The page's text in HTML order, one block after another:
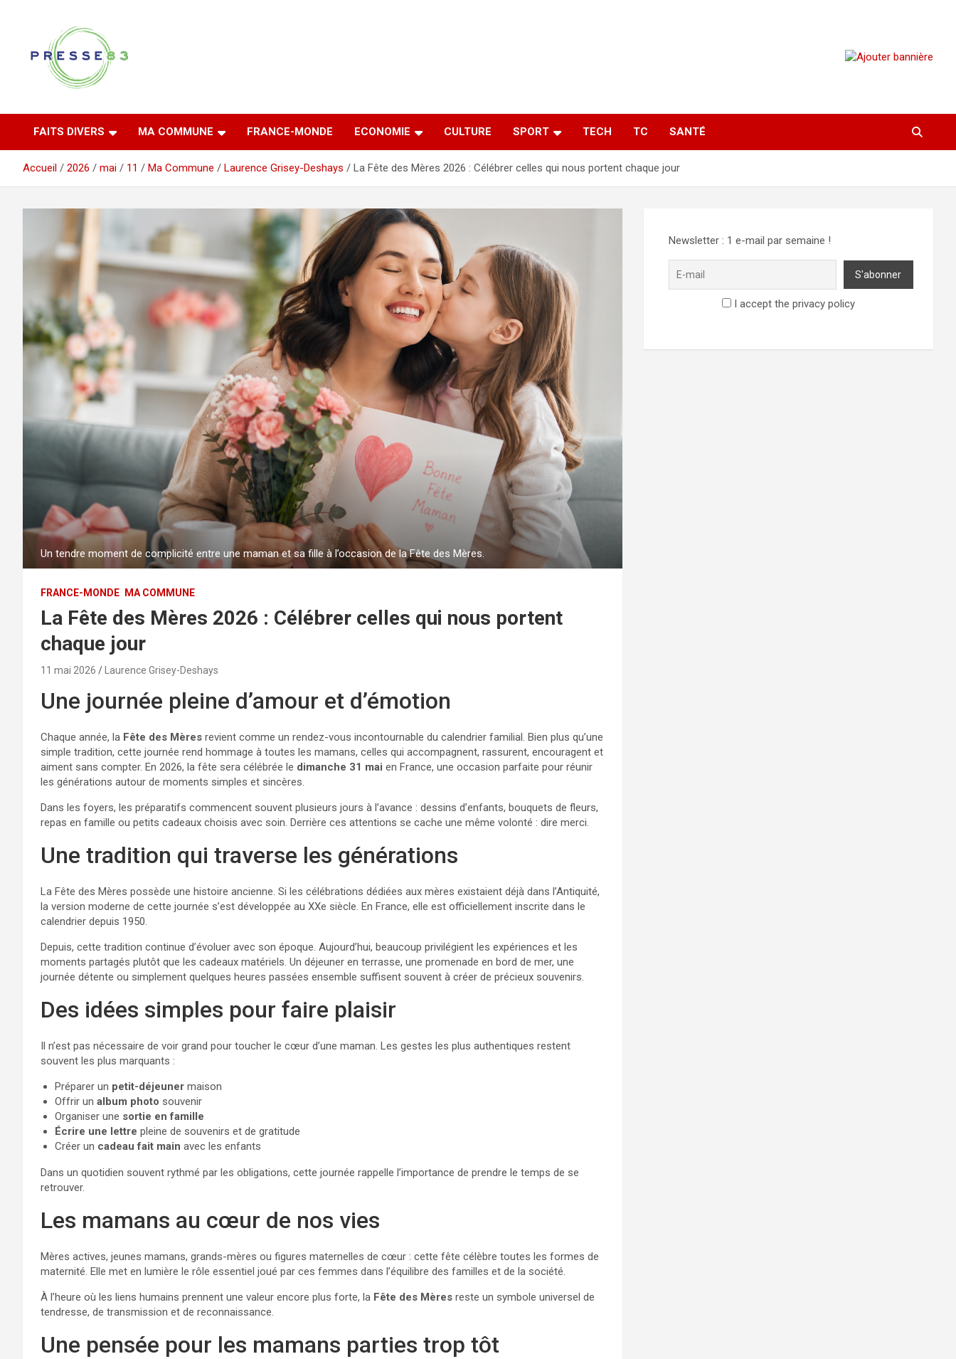
Presse 83
FAITS DIVERS MA COMMUNE FRANCE-MONDE ECONOMIE CULTURE SPORT TECH TC SANTÉ
Accueil 2026 mai 11 Ma Commune Laurence Grisey-Deshays La Fête des Mères 2026 : Célébrer celles qui nous portent chaque jour
Un tendre moment de complicité entre une maman et sa fille à l’occasion de la Fête des Mères.
FRANCE-MONDE MA COMMUNE
La Fête des Mères 2026 : Célébrer celles qui nous portent
chaque jour
11 mai 2026 Laurence Grisey-Deshays
Une journée pleine d’amour et d’émotion
Chaque année, la Fête des Mères revient comme un rendez-vous incontournable du calendrier familial. Bien plus qu’une
simple tradition, cette journée rend hommage à toutes les mamans, celles qui accompagnent, rassurent, encouragent et
aiment sans compter. En 2026, la fête sera célébrée le dimanche 31 mai en France, une occasion parfaite pour réunir
les générations autour de moments simples et sincères.
Dans les foyers, les préparatifs commencent souvent plusieurs jours à l’avance : dessins d’enfants, bouquets de fleurs,
repas en famille ou petits cadeaux choisis avec soin. Derrière ces attentions se cache une même volonté : dire merci.
Une tradition qui traverse les générations
La Fête des Mères possède une histoire ancienne. Si les célébrations dédiées aux mères existaient déjà dans l’Antiquité,
la version moderne de cette journée s’est développée au XXe siècle. En France, elle est officiellement inscrite dans le
calendrier depuis 1950.
Depuis, cette tradition continue d’évoluer avec son époque. Aujourd’hui, beaucoup privilégient les expériences et les
moments partagés plutôt que les cadeaux matériels. Un déjeuner en terrasse, une promenade en bord de mer, une
journée détente ou simplement quelques heures passées ensemble suffisent souvent à créer de précieux souvenirs.
Des idées simples pour faire plaisir
Il n’est pas nécessaire de voir grand pour toucher le cœur d’une maman. Les gestes les plus authentiques restent
souvent les plus marquants :
Préparer un petit-déjeuner maison
Offrir un album photo souvenir
Organiser une sortie en famille
Écrire une lettre pleine de souvenirs et de gratitude
Créer un cadeau fait main avec les enfants
Dans un quotidien souvent rythmé par les obligations, cette journée rappelle l’importance de prendre le temps de se
retrouver.
Les mamans au cœur de nos vies
Mères actives, jeunes mamans, grands-mères ou figures maternelles de cœur : cette fête célèbre toutes les formes de
maternité. Elle met en lumière le rôle essentiel joué par ces femmes dans l’équilibre des familles et de la société.
À l’heure où les liens humains prennent une valeur encore plus forte, la Fête des Mères reste un symbole universel de
tendresse, de transmission et de reconnaissance.
Une pensée pour les mamans parties trop tôt
Newsletter : 1 e-mail par semaine !
I accept the privacy policy